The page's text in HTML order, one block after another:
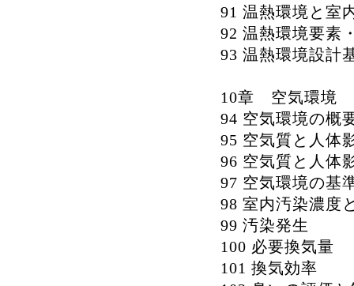
91 温熱環境と室
92 温熱環境要素
93 温熱環境設計
10章 空気環境
94 空気環境の概
95 空気質と人体
96 空気質と人体
97 空気環境の基
98 室内汚染濃度
99 汚染発生
100 必要換気量
101 換気効率